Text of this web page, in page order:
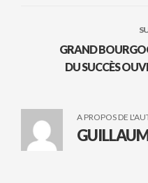
GRAND
DU SUCCÈS
A PROPOS DE